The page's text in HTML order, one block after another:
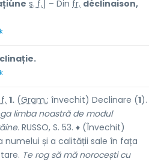
s. f. ] – Din fr. déclinaison,
1. (Gram.; învechit) Declinare (1).
limba noastră de modul
RUSSO, S. 53. ♦ (Învechit)
numelui și a calității sale în fața
Te rog să mă norocești cu